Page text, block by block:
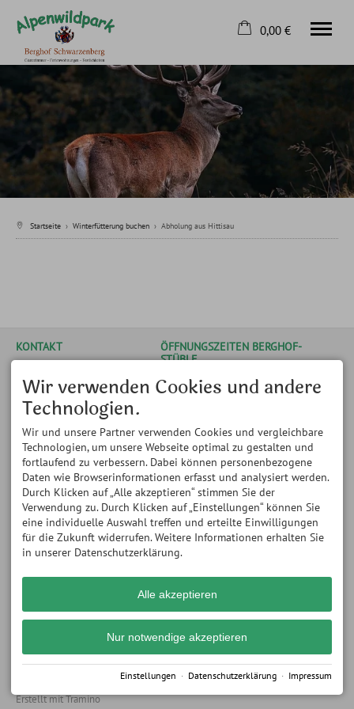
Home
Sommerfütterung buchen
Winterfütterung buchen
Kontakt
08326 8163
0,00 €
Warenkorb ist leer
Startseite › Winterfütterung buchen › Abholung aus Hittisau
KONTAKT
Alpenwildpark
Obermaiselstein
Königsweg 4
87538 Obermaiselstein
DEUTSCHLAND
Tel.+49 8326 8163
Fax +49 8326 384 726
info@alpenwildpark.de
ÖFFNUNGSZEITEN BERGHOF-
STÜBLE
14.05.- 08.11.2026 // bis
Mitte Mai nur am
bis 18:00 Uhr Dienstag,
Donnerstag bis Samstag:
11:00 bis 22:00 Uhr
Sonntag: 11:00 bis 21:00 Uhr
ÖFFNUNGSZEITEN WILDPARK
- ohne Führung -
Montag bis Sonntag: 11:00
bis 18:00 Uhr
ÖFFNUNGSZEITEN WILDPARK
- mit Führung und Fütterung
-
- regelmäßig ab 14.05.2026 -
Dienstag, Donnerstag, Freitag
und Samstag:
um 17.45 Uhr (Beginn
Erstellt mitTramino
Wir verwenden Cookies und andere
Technologien.
Wir und unsere Partner verwenden Cookies und vergleichbare
Technologien, um unsere Webseite optimal zu gestalten und
fortlaufend zu verbessern. Dabei können personenbezogene
Daten wie Browserinformationen erfasst und analysiert werden.
Durch Klicken auf „Alle akzeptieren“ stimmen Sie der
Verwendung zu. Durch Klicken auf „Einstellungen“ können Sie
eine individuelle Auswahl treffen und erteilte Einwilligungen
für die Zukunft widerrufen. Weitere Informationen erhalten Sie
in unserer Datenschutzerklärung.
Alle akzeptieren
Nur notwendige akzeptieren
Einstellungen · Datenschutzerklärung · Impressum